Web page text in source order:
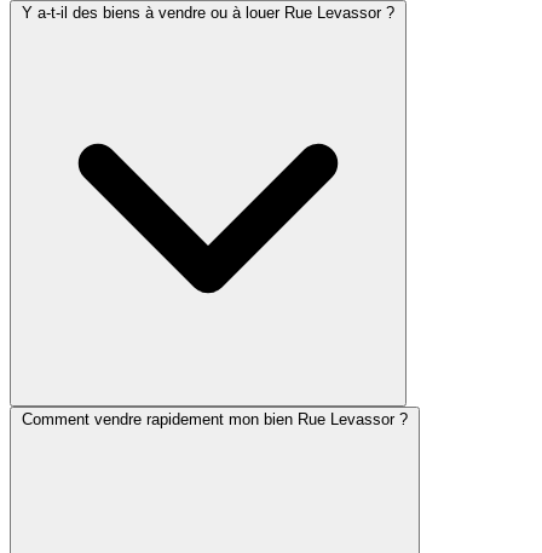
Y a-t-il des biens à vendre ou à louer Rue Levassor ?
Comment vendre rapidement mon bien Rue Levassor ?